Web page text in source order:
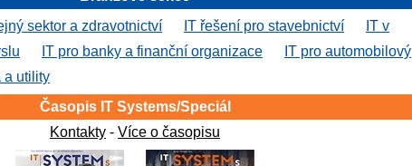
sektor a zdravotnictví IT řešení pro stavebnictví
IT v
IT pro banky a finanční organizace
IT pro automobilový
a utility
Časopis IT Systems/Speciál
Kontakty - Více o časopisu